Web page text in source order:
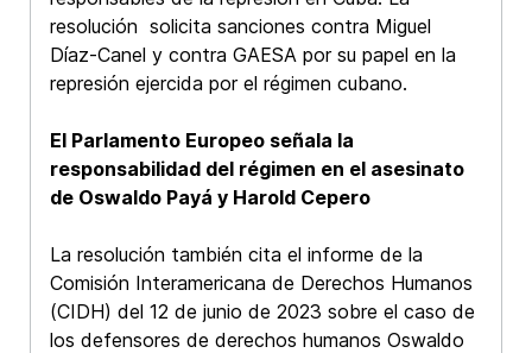
resolución solicita sanciones contra Miguel
Díaz-Canel y contra GAESA por su papel en la
represión ejercida por el régimen cubano.
El Parlamento Europeo señala la
responsabilidad del régimen en el asesinato
de Oswaldo Payá y Harold Cepero
La resolución también cita el informe de la
Comisión Interamericana de Derechos Humanos
(CIDH) del 12 de junio de 2023 sobre el caso de
los defensores de derechos humanos Oswaldo